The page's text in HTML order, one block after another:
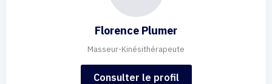
Florence Plumer
Masseur-Kinésithérapeute
Consulter le profil